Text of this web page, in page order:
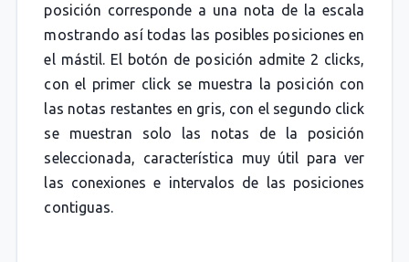
posición corresponde a una nota de la escala
mostrando así todas las posibles posiciones en
el mástil. El botón de posición admite 2 clicks,
con el primer click se muestra la posición con
las notas restantes en gris, con el segundo click
se muestran solo las notas de la posición
seleccionada, característica muy útil para ver
las conexiones e intervalos de las posiciones
contiguas.